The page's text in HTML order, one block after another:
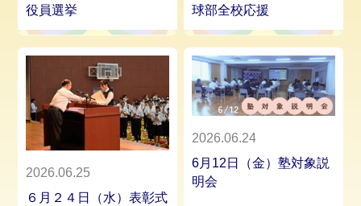
役員選挙
球部全校応援
2026.06.25
６月２４日（水）表彰式
2026.06.24
6月12日（金）塾対象説
明会